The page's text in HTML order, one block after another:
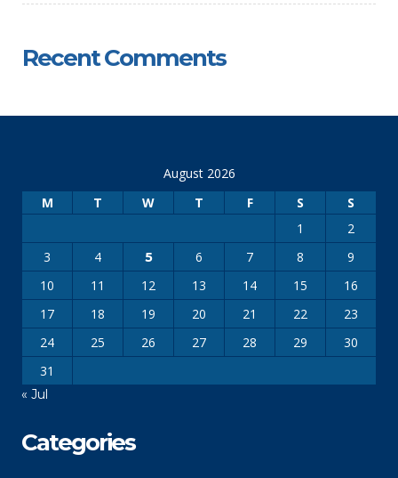
Recent Comments
August 2026
M
T W T F S
S
1
2
3
4 5 6 7 8
9
10
11 12 13 14 15
16
17
18 19 20 21 22
23
24
25 26 27 28 29
30
31
« Jul
Categories